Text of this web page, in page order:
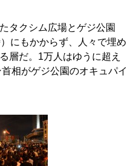
タクシム広場とゲジ公園
にもかからず、人々で埋め
層だ。1万人はゆうに超え
相がゲジ公園のオキュパイ